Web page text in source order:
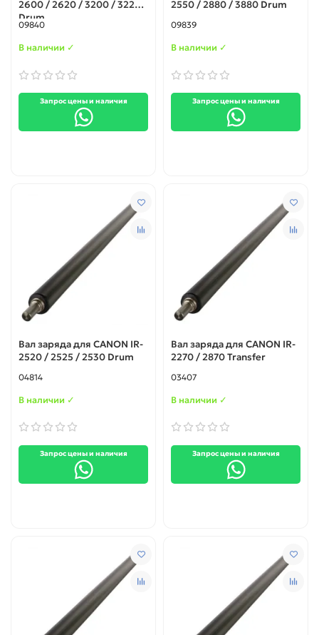
2600 / 2620 / 3200 / 3220
Drum
09840
В наличии ✓
Запрос цены и наличия
2550 / 2880 / 3880 Drum
09839
В наличии ✓
Запрос цены и наличия
Вал заряда для CANON IR-
2520 / 2525 / 2530 Drum
04814
В наличии ✓
Запрос цены и наличия
Вал заряда для CANON IR-
2270 / 2870 Transfer
03407
В наличии ✓
Запрос цены и наличия